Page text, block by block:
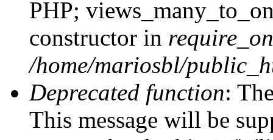
PHP;
constructor in
/home/mariosbl/
Deprecated function:
This message will be